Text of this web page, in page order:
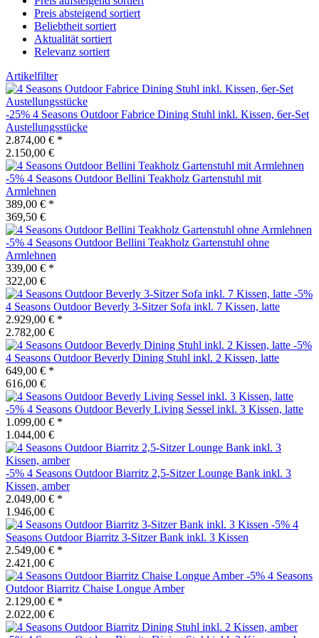
Preis absteigend sortiert
Beliebtheit sortiert
Aktualität sortiert
Relevanz sortiert
Artikelfilter
-25% 4 Seasons OutdoorFabrice Dining Stuhl inkl. Kissen, 6er-Set
Austellungsstücke
2.874,00 € *
2.150,00 €
-5% 4 Seasons OutdoorBellini Teakholz Gartenstuhl mit
Armlehnen
389,00 € *
369,50 €
-5% 4 Seasons OutdoorBellini Teakholz Gartenstuhl ohne
Armlehnen
339,00 € *
322,00 €
-5%
4 Seasons OutdoorBeverly 3-Sitzer Sofa inkl. 7 Kissen, latte
2.929,00 € *
2.782,00 €
-5%
4 Seasons OutdoorBeverly Dining Stuhl inkl. 2 Kissen, latte
649,00 € *
616,00 €
-5% 4 Seasons OutdoorBeverly Living Sessel inkl. 3 Kissen, latte
1.099,00 € *
1.044,00 €
-5% 4 Seasons OutdoorBiarritz 2,5-Sitzer Lounge Bank inkl. 3
Kissen, amber
2.049,00 € *
1.946,00 €
-5% 4
Seasons OutdoorBiarritz 3-Sitzer Bank inkl. 3 Kissen
2.549,00 € *
2.421,00 €
-5% 4 Seasons
OutdoorBiarritz Chaise Longue Amber
2.129,00 € *
2.022,00 €